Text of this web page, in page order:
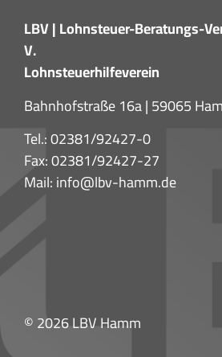
LBV | Lohnsteuer-Beratungs-
V.
Lohnsteuerhilfeverein
Bahnhofstraße 16a | 59065
Tel.:02381/92427-0
Fax: 02381/92427-27
Mail:info@lbv-hamm.de
© 2026 LBV Hamm